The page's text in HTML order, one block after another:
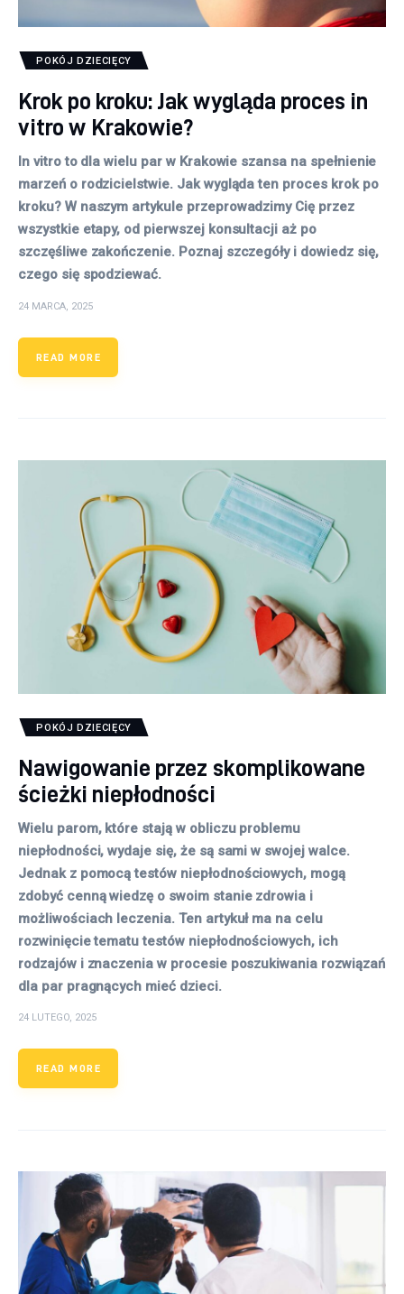
POKÓJ DZIECIĘCY
Krok po kroku: Jak wygląda proces in
vitro w Krakowie?
In vitro to dla wielu par w Krakowie szansa na spełnienie
marzeń o rodzicielstwie. Jak wygląda ten proces krok po
kroku? W naszym artykule przeprowadzimy Cię przez
wszystkie etapy, od pierwszej konsultacji aż po
szczęśliwe zakończenie. Poznaj szczegóły i dowiedz się,
czego się spodziewać.
24 MARCA, 2025
READ MORE
POKÓJ DZIECIĘCY
Nawigowanie przez skomplikowane
ścieżki niepłodności
Wielu parom, które stają w obliczu problemu
niepłodności, wydaje się, że są sami w swojej walce.
Jednak z pomocą testów niepłodnościowych, mogą
zdobyć cenną wiedzę o swoim stanie zdrowia i
możliwościach leczenia. Ten artykuł ma na celu
rozwinięcie tematu testów niepłodnościowych, ich
rodzajów i znaczenia w procesie poszukiwania rozwiązań
dla par pragnących mieć dzieci.
24 LUTEGO, 2025
READ MORE